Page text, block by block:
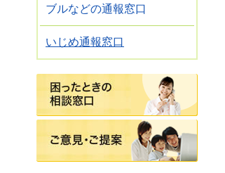
ブルなどの通報窓口
いじめ通報窓口
困ったときの相談窓口